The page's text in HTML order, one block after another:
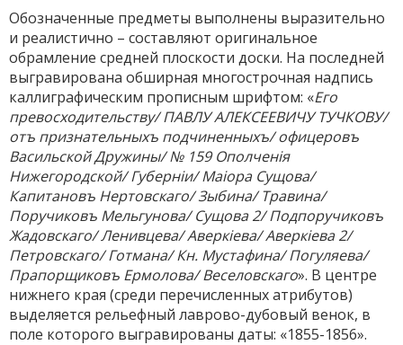
Обозначенные предметы выполнены выразительно
и реалистично – составляют оригинальное
обрамление средней плоскости доски. На последней
выгравирована обширная многострочная надпись
каллиграфическим прописным шрифтом: «Его
превосходительству/ ПАВЛУ АЛЕКСЕЕВИЧУ ТУЧКОВУ/
отъ признательныхъ подчиненныхъ/ офицеровъ
Васильской Дружины/ № 159 Ополченiя
Нижегородской/ Губернiи/ Маiора Сущова/
Капитановъ Нертовскаго/ Зыбина/ Травина/
Поручиковъ Мельгунова/ Сущова 2/ Подпоручиковъ
Жадовскаго/ Ленивцева/ Аверкiева/ Аверкiева 2/
Петровскаго/ Готмана/ Кн. Мустафина/ Погуляева/
Прапорщиковъ Ермолова/ Веселовскаго». В центре
нижнего края (среди перечисленных атрибутов)
выделяется рельефный лаврово-дубовый венок, в
поле которого выгравированы даты: «1855-1856».